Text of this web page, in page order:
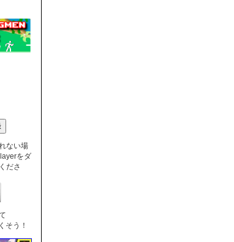
ない場
をダ
ださ
そう！